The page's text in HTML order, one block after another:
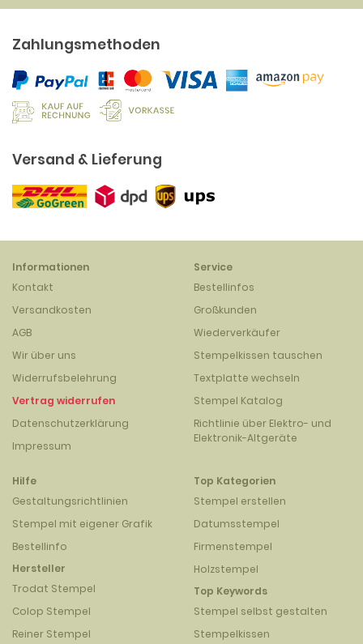
Zahlungsmethoden
Versand & Lieferung
Informationen
Kontakt
Versandkosten
AGB
Wir über uns
Widerrufsbelehrung
Vertrag widerrufen
Datenschutzerklärung
Impressum
Service
Bestellinfos
Großkunden
Wiederverkäufer
Stempelkissen tauschen
Textplatte wechseln
Stempel Katalog
Richtlinie über Elektro- und
Elektronik-Altgeräte
Hilfe
Gestaltungsrichtlinien
Stempel mit eigener Grafik
Bestellinfo
Hersteller
Trodat Stempel
Colop Stempel
Reiner Stempel
Top Kategorien
Stempel erstellen
Datumsstempel
Firmenstempel
Holzstempel
Top Keywords
Stempel selbst gestalten
Stempelkissen